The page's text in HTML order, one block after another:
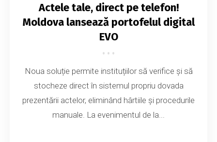
Actele tale, direct pe telefon!
Moldova lansează portofelul digital
EVO
Noua soluție permite instituțiilor să verifice și să
stocheze direct în sistemul propriu dovada
prezentării actelor, eliminând hârtiile și procedurile
manuale. La evenimentul de la...